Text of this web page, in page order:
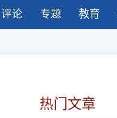
评论 专题 教育
热门文章